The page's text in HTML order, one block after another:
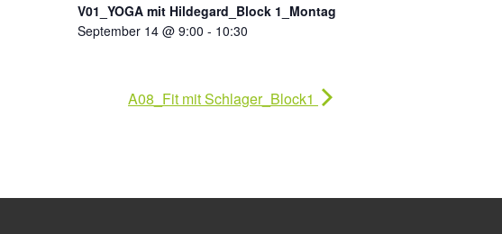
V01_YOGA mit Hildegard_Block 1_Montag
September 14 @ 9:00 - 10:30
A08_Fit mit Schlager_Block1